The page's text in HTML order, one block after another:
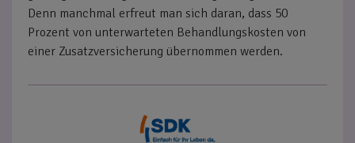
Denn manchmal erfreut man sich daran, dass 50
Prozent von unterwarteten Behandlungskosten von
einer Zusatzversicherung übernommen werden.